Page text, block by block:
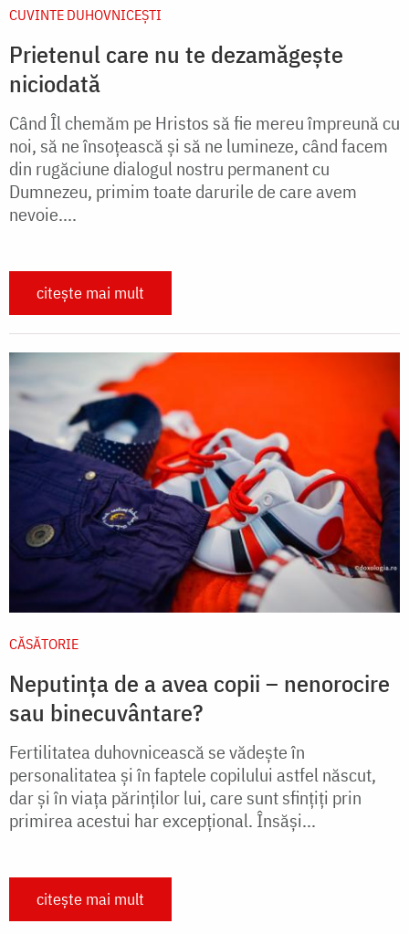
CUVINTE DUHOVNICEȘTI
Prietenul care nu te dezamăgește
niciodată
Când Îl chemăm pe Hristos să fie mereu împreună cu
noi, să ne însoțească și să ne lumineze, când facem
din rugăciune dialogul nostru permanent cu
Dumnezeu, primim toate darurile de care avem
nevoie....
citește mai mult
CĂSĂTORIE
Neputința de a avea copii – nenorocire
sau binecuvântare?
Fertilitatea duhovnicească se vădeşte în
personalitatea şi în faptele copilului astfel născut,
dar şi în viaţa părinţilor lui, care sunt sfinţiţi prin
primirea acestui har excepţional. Însăşi...
citește mai mult